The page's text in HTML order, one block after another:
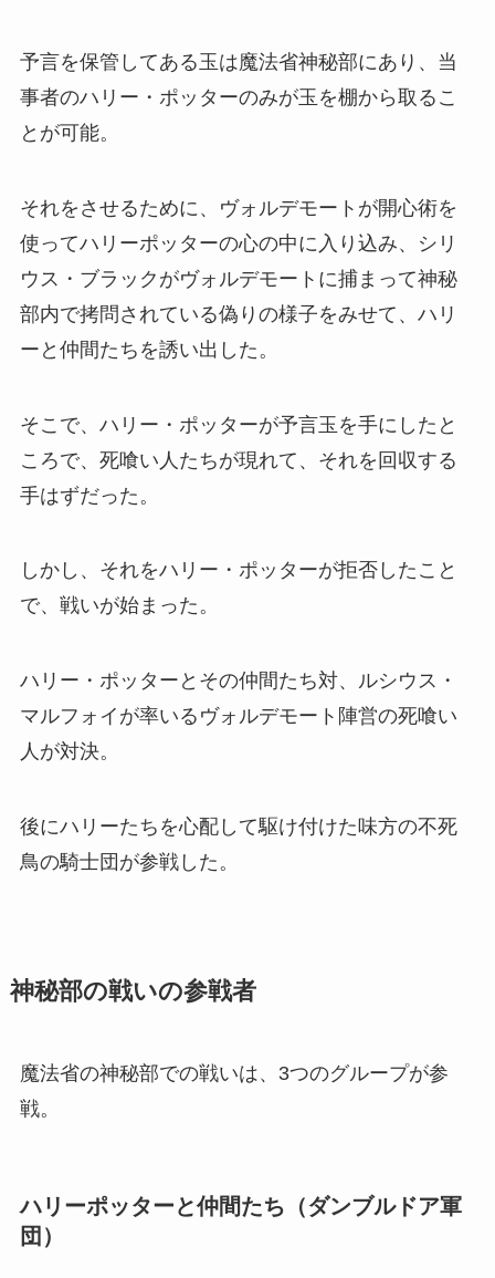
予言を保管してある玉は魔法省神秘部にあり、当
事者のハリー・ポッターのみが玉を棚から取るこ
とが可能。
それをさせるために、ヴォルデモートが開心術を
使ってハリーポッターの心の中に入り込み、シリ
ウス・ブラックがヴォルデモートに捕まって神秘
部内で拷問されている偽りの様子をみせて、ハリ
ーと仲間たちを誘い出した。
そこで、ハリー・ポッターが予言玉を手にしたと
ころで、死喰い人たちが現れて、それを回収する
手はずだった。
しかし、それをハリー・ポッターが拒否したこと
で、戦いが始まった。
ハリー・ポッターとその仲間たち対、ルシウス・
マルフォイが率いるヴォルデモート陣営の死喰い
人が対決。
後にハリーたちを心配して駆け付けた味方の不死
鳥の騎士団が参戦した。
神秘部の戦いの参戦者
魔法省の神秘部での戦いは、3つのグループが参
戦。
ハリーポッターと仲間たち（ダンブルドア軍
団）